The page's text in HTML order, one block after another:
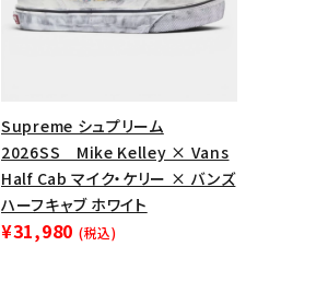
Supreme シュプリーム
2026SS Mike Kelley × Vans
Half Cab マイク・ケリー × バンズ
ハーフキャブ ホワイト
¥31,980 (税込)